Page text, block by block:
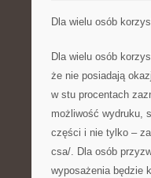
Dla wielu osób
Dla wielu osób
że nie posiadają
w stu procentach
możliwość wydruku,
części i nie tylko –
csa/. Dla osób
wyposażenia będzie